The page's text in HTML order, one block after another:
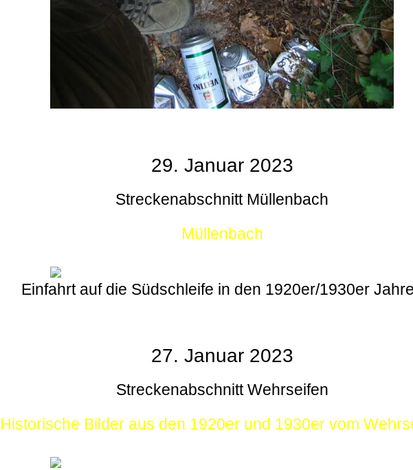
29. Januar 2023
Streckenabschnitt Müllenbach
Müllenbach
Einfahrt auf die Südschleife in den 1920er/1930er
27. Januar 2023
Streckenabschnitt Wehrseifen
Historische Bilder aus den 1920er und 1930er vom